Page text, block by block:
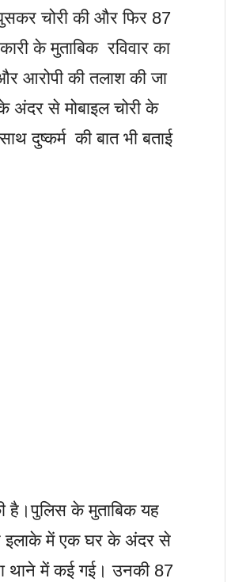
चोरी की और फिर 87
के मुताबिक रविवार का
आरोपी की तलाश की जा
अंदर से मोबाइल चोरी के
दुष्कर्म की बात भी बताई
है।पुलिस के मुताबिक यह
इलाके में एक घर के अंदर से
थाने में कई गई। उनकी 87